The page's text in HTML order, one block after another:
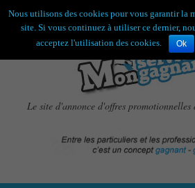
Bienvenue,visiteur ![
Le site d'annonce d'offres promotionnelles
Nous utilisons des cookies pour vous garantir la
site. Si vous continuez à utiliser ce dernier,
acceptez l'utilisation des cookies.
Ok